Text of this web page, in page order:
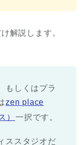
解説します。
もしくはプラ
zen place
） 一択です。
ススタジオだ